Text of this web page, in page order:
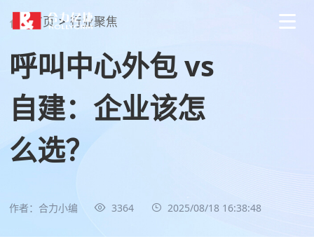
首页 > 行业聚焦
呼叫中心外包 vs
自建：企业该怎
么选？
作者：合力小编 3364 2025/08/18 16:38:48